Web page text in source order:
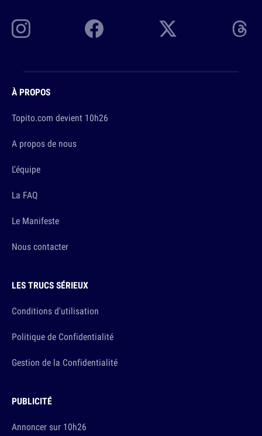
À PROPOS
Topito.com devient 10h26
A propos de nous
L'équipe
La FAQ
Le Manifeste
Nous contacter
LES TRUCS SÉRIEUX
Conditions d'utilisation
Politique de Confidentialité
Gestion de la Confidentialité
PUBLICITÉ
Annoncer sur 10h26